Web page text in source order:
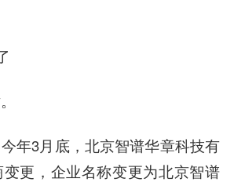
年3月底，北京智谱华章科技有
更，企业名称变更为北京智谱